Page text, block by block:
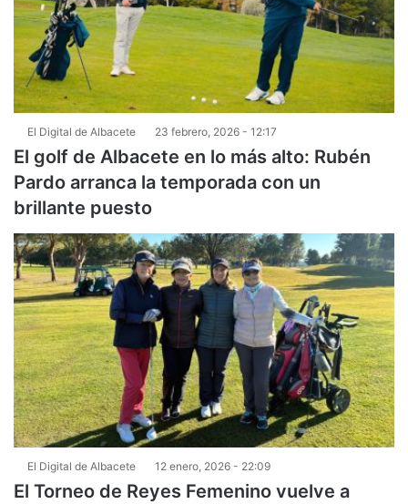
El Digital de Albacete 23 febrero, 2026 - 12:17
El golf de Albacete en lo más alto: Rubén
Pardo arranca la temporada con un
brillante puesto
El Digital de Albacete 12 enero, 2026 - 22:09
El Torneo de Reyes Femenino vuelve a